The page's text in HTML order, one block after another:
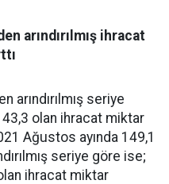
arındırılmış ihracat
seriye
olan ihracat miktar
Ağustos ayında 149,1
seriye göre ise;
ihracat miktar